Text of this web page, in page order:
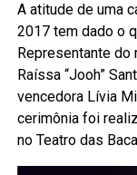
A atitude de uma
2017 tem dado o
Representante
Raíssa “Jooh”
vencedora Lívia
cerimônia foi
no Teatro das